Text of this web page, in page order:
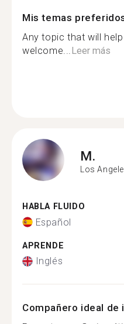
Mis temas
Any topic that will
welcome...Leer más
M.
Los
HABLA FLUIDO
Español
APRENDE
Inglés
Compañero ideal de